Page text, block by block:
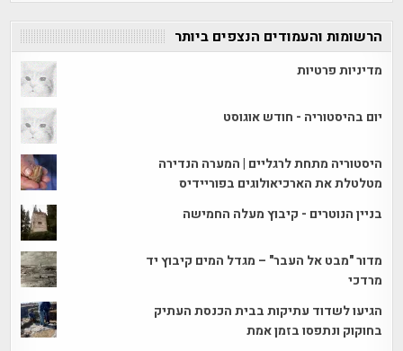
הרשומות והעמודים הנצפים ביותר
מדיניות פרטיות
יום בהיסטוריה - חודש אוגוסט
היסטוריה מתחת לרגליים | המערה הנדירה
מטלטלת את הארכיאולוגים בפוריידיס
בניין הנוטרים - קיבוץ מעלה החמישה
מדור "מבט אל העבר" – מגדל המים קיבוץ יד
מרדכי
הגיעו לשדוד עתיקות בבית הכנסת העתיק
בחוקוק ונתפסו בזמן אמת